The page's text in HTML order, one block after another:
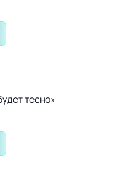
тесно»